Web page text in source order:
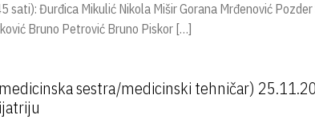
sati): Đurđica Mikulić Nikola Mišir Gorana Mrđenović
Bruno Petrović Bruno Piskor […]
sestra/medicinski tehničar)